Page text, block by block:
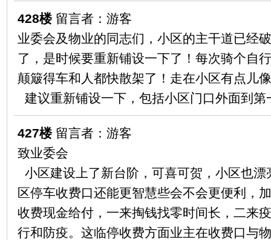
428楼留言者：游客
业委会及物业的同志们，小区的主干道已经
了，是时候要重新铺设一下了！每次骑个自
颠簸得车和人都快散架了！走在小区有点儿
建议重新铺设一下，包括小区门口外面到第
427楼留言者：游客
致业委会
小区建设上了新台阶，可喜可贺，小区也
区停车收费口还能更智慧些会不会更便利，
收费现金给付，一来掏钱找零时间长，二来
行和防疫。这临停收费方面业主在收费口与